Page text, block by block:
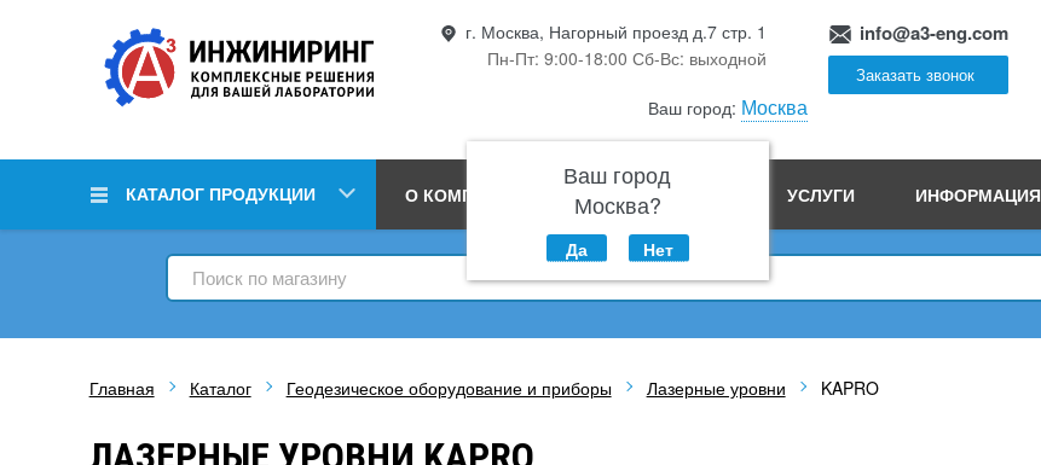
г. Москва, Нагорный проезд д.7 стр. 1
Пн-Пт: 9:00-18:00 Сб-Вс: выходной
Ваш город: Москва
Ваш город
Москва?
Да Нет
info@a3-eng.com
Заказать звонок
КАТАЛОГ ПРОДУКЦИИ О КОМПАНИИ ПРОИЗВОДСТВО УСЛУГИ ИНФОРМАЦИЯ
Главная Каталог Геодезическое оборудование и приборы Лазерные уровни KAPRO